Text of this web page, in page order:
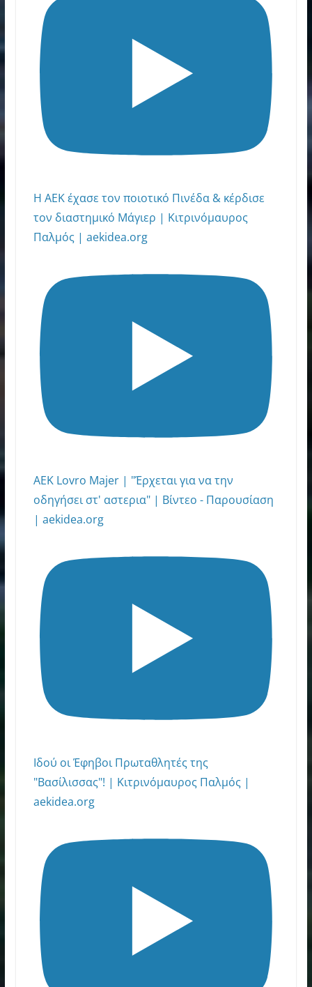
Η ΑΕΚ έχασε τον ποιοτικό Πινέδα & κέρδισε
τον διαστημικό Μάγιερ | Κιτρινόμαυρος
Παλμός | aekidea.org
ΑΕΚ Lovro Majer | "Έρχεται για να την
οδηγήσει στ' αστερια" | Βίντεο - Παρουσίαση
| aekidea.org
Ιδού οι Έφηβοι Πρωταθλητές της
"Βασίλισσας"! | Κιτρινόμαυρος Παλμός |
aekidea.org